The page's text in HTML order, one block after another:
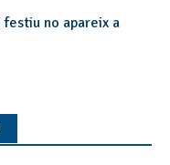
no apareix a